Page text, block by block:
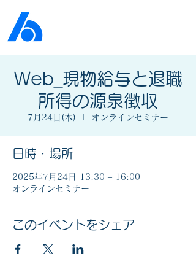
Web_現物給与と退職
所得の源泉徴収
7月24日(木) オンラインセミナー
日時・場所
2025年7月24日 13:30 – 16:00
オンラインセミナー
このイベントをシェア